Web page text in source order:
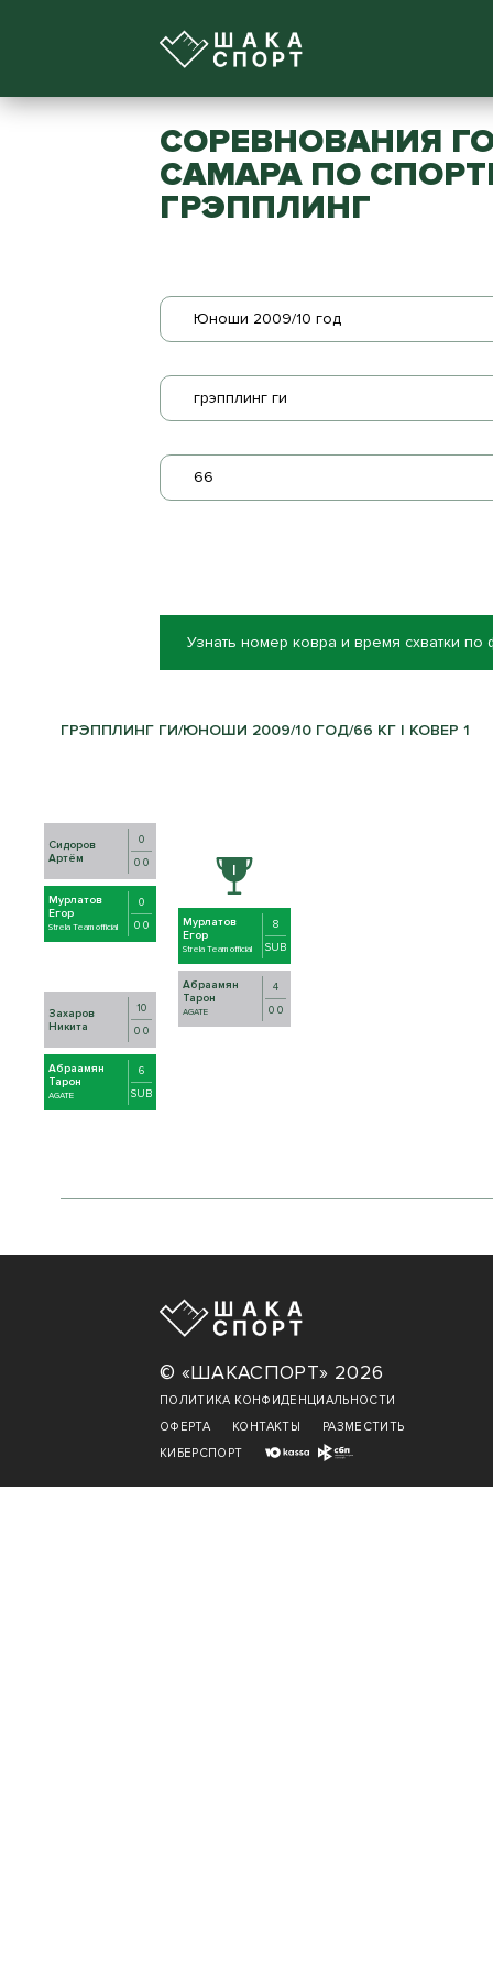
СОРЕВНОВАНИЯ
САМАРА ПО
ГРЭППЛИНГ
Юноши 2009/10 год
грэпплинг ги
66
Узнать номер ковра и время схватки по
ГРЭППЛИНГ ГИ/ЮНОШИ 2009/10 ГОД/66 КГ | КОВЕР 1
Сидоров
Артём
0
0 0
Мурлатов
Егор
Strela Team official
0
0 0
Захаров
Никита
10
0 0
Абраамян
Тарон
AGATE
6
SUB
Мурлатов
Егор
Strela Team official
8
SUB
Абраамян
Тарон
AGATE
4
0 0
© «ШАКАСПОРТ» 2026
ПОЛИТИКА КОНФИДЕНЦИАЛЬНОСТИ
ОФЕРТА
КОНТАКТЫ
РАЗМЕСТИТЬ
КИБЕРСПОРТ